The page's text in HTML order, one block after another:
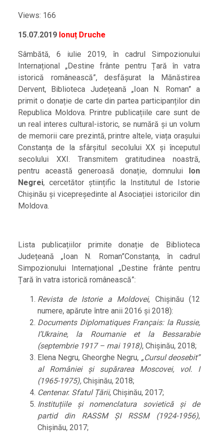
Views: 166
15.07.2019 Ionuț Druche
Sâmbătă, 6 iulie 2019, în cadrul Simpozionului
Internațional „Destine frânte pentru Țară în vatra
istorică românească”, desfășurat la Mănăstirea
Dervent, Biblioteca Județeană „Ioan N. Roman” a
primit o donație de carte din partea participanților din
Republica Moldova. Printre publicațiile care sunt de
un real interes cultural-istoric, se numără și un volum
de memorii care prezintă, printre altele, viața orașului
Constanța de la sfârșitul secolului XX și începutul
secolului XXI. Transmitem gratitudinea noastră,
pentru această generoasă donație, domnului
Ion
Negrei, cercetător științific la Institutul de Istorie
Chișinău și vicepreședinte al Asociației istoricilor din
Moldova.
Lista publicațiilor primite donație de Biblioteca
Județeană „Ioan N. Roman”Constanța, în cadrul
Simpozionului Internațional „Destine frânte pentru
Țară în vatra istorică românească”:
Revista de Istorie a Moldovei, Chișinău (12
numere, apărute între anii 2016 și 2018):
Documents Diplomatiques Franҫais: la Russie,
I’Ukraine, la Roumanie et la Bessarabie
(septembrie 1917 – mai 1918), Chișinău, 2018;
Elena Negru, Gheorghe Negru, „Cursul deosebit”
al României și supărarea Moscovei, vol. I
(1965-1975), Chișinău, 2018;
Centenar. Sfatul Țării, Chișinău, 2017;
Instituțiile și nomenclatura sovietică și de
partid din RASSM ȘI RSSM (1924-1956),
Chișinău, 2017;